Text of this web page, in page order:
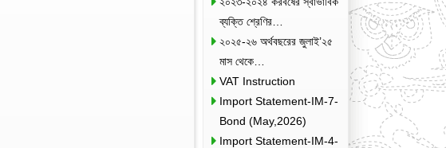
ব্যক্তি শ্রেণির…
২০২৫-২৬ অর্থবছরের জুলাই’২৫
মাস থেকে…
VAT Instruction
Import Statement-IM-7-
Bond (May,2026)
Import Statement-IM-4-